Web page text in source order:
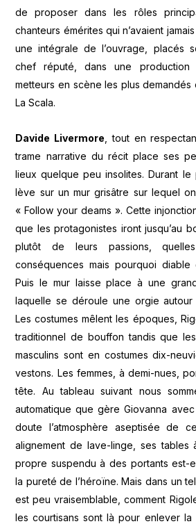
de proposer dans les rôles
chanteurs émérites qui n’avaient
une intégrale de l’ouvrage, placés
chef réputé, dans une
metteurs en scène les plus demandés
La Scala.
Davide Livermore , tout en
trame narrative du récit place ses
lieux quelque peu insolites. Durant
lève sur un mur grisâtre sur lequel
« Follow your deams ». Cette
que les protagonistes iront jusqu’au
plutôt de leurs passions,
conséquences mais pourquoi
Puis le mur laisse place à une
laquelle se déroule une orgie autour
Les costumes mêlent les époques,
traditionnel de bouffon tandis que
masculins sont en costumes dix-
vestons. Les femmes, à demi-nues,
tête. Au tableau suivant nous
automatique que gère Giovanna avec
doute l’atmosphère aseptisée de
alignement de lave-linge, ses tables
propre suspendu à des portants est-
la pureté de l’héroïne. Mais dans un
est peu vraisemblable, comment
les courtisans sont là pour enlever la